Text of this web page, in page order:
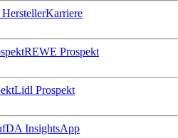
Karriere
REWE Prospekt
Lidl Prospekt
InsightsApp